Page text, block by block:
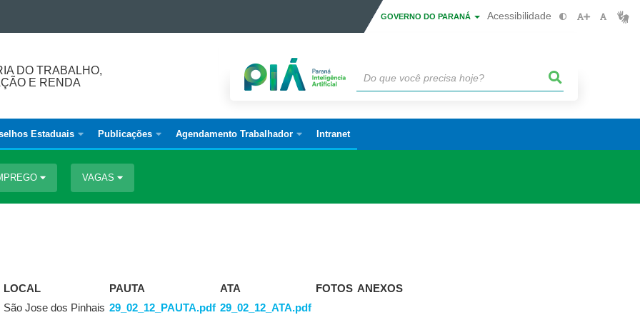
GOVERNO DO PARANÁ Acessibilidade
DO TRABALHO,
E RENDA
Estaduais Publicações Agendamento Trabalhador Intranet
VAGAS
LOCAL PAUTA ATA FOTOS ANEXOS
São Jose dos Pinhais 29_02_12_PAUTA.pdf 29_02_12_ATA.pdf